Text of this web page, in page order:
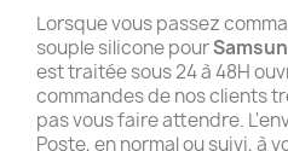
Lorsque vous passez
souple silicone pour
est traitée sous 24 à 48H
commandes de nos clients
pas vous faire attendre.
Poste, en normal ou suivi, à